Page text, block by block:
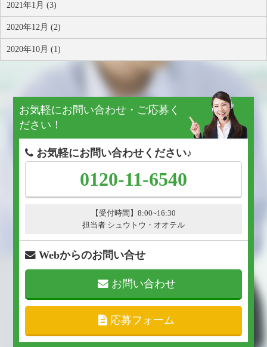
2021年1月 (3)
2020年12月 (2)
2020年10月 (1)
お気軽にお問い合わせ・ご応募く
ださい！
お気軽にお問い合わせください♪
0120-11-6540
【受付時間】8:00~16:30
担当者 シュウトウ・オオテル
Webからのお問い合せ
お問い合わせ
応募フォーム